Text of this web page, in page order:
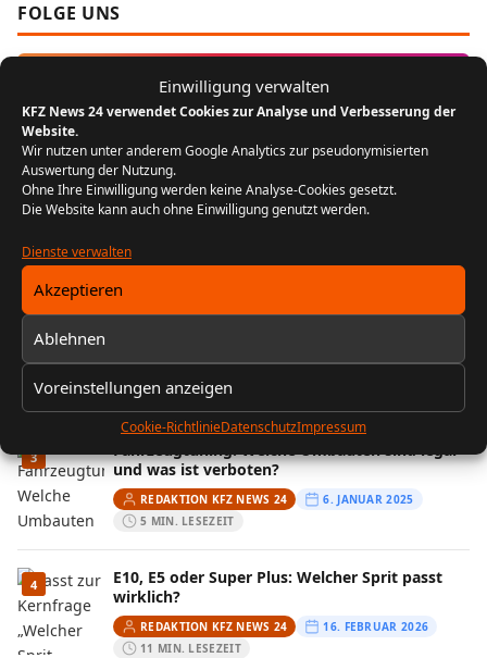
Einwilligung verwalten
KFZ News 24 verwendet Cookies zur Analyse und Verbesserung der
Website.
Wir nutzen unter anderem Google Analytics zur pseudonymisierten
Auswertung der Nutzung.
Ohne Ihre Einwilligung werden keine Analyse-Cookies gesetzt.
Die Website kann auch ohne Einwilligung genutzt werden.
Dienste verwalten
Akzeptieren
Ablehnen
Voreinstellungen anzeigen
Cookie-RichtlinieDatenschutzImpressum
FOLGE UNS
MEIST GELESEN
1
Der Bikergruß: Ein Zeichen der
Zusammengehörigkeit unter Motorradfahrern
5 MIN. LESEZEIT
10 MIN. LESEZEIT
3
Fahrzeugtuning: Welche Umbauten sind legal
und was ist verboten?
REDAKTION KFZ NEWS 24
6. JANUAR 2025
5 MIN. LESEZEIT
4
E10, E5 oder Super Plus: Welcher Sprit passt
wirklich?
REDAKTION KFZ NEWS 24
16. FEBRUAR 2026
11 MIN. LESEZEIT